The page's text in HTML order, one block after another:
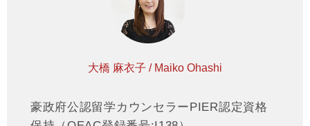
大橋 麻衣子 / Maiko Ohashi
豪政府公認留学カウンセラーPIER認定資格